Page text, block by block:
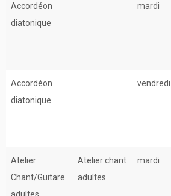
Accordéon
diatonique
mardi
Accordéon
diatonique
vendredi
Atelier
Chant/Guitare
adultes
Atelier chant
adultes
mardi